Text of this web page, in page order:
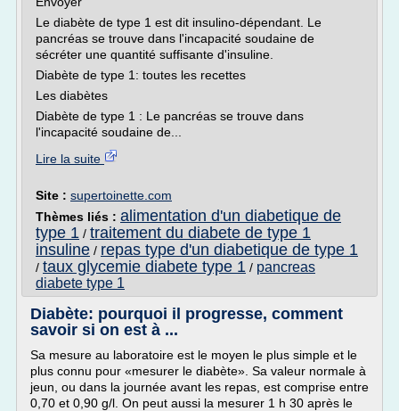
Le diabète de type 1 est dit insulino-dépendant. Le
pancréas se trouve dans l'incapacité soudaine de
sécréter une quantité suffisante d'insuline.
Diabète de type 1: toutes les recettes
Les diabètes
Diabète de type 1 : Le pancréas se trouve dans
l'incapacité soudaine de...
Lire la suite
Site : supertoinette.com
Thèmes liés : alimentation d'un diabetique de
type 1 / traitement du diabete de type 1
insuline / repas type d'un diabetique de type 1
/ taux glycemie diabete type 1 / pancreas
diabete type 1
Diabète: pourquoi il progresse, comment
savoir si on est à ...
Sa mesure au laboratoire est le moyen le plus simple et le
plus connu pour «mesurer le diabète». Sa valeur normale à
jeun, ou dans la journée avant les repas, est comprise entre
0,70 et 0,90 g/l. On peut aussi la mesurer 1 h 30 après le